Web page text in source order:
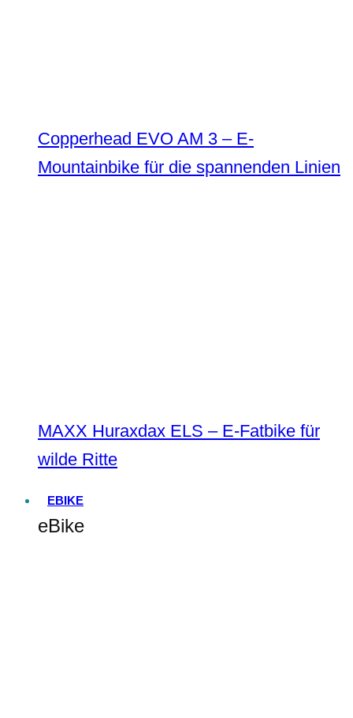
Copperhead EVO AM 3 – E-
Mountainbike für die spannenden Linien
MAXX Huraxdax ELS – E-Fatbike für
wilde Ritte
EBIKE
eBike